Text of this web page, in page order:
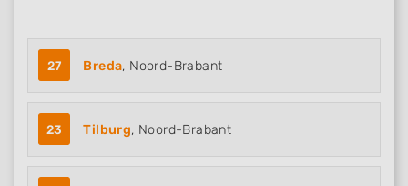
27 Breda, Noord-Brabant
23 Tilburg, Noord-Brabant